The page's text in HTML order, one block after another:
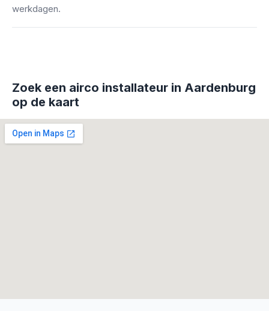
werkdagen.
Zoek een airco installateur in Aardenburg
op de kaart